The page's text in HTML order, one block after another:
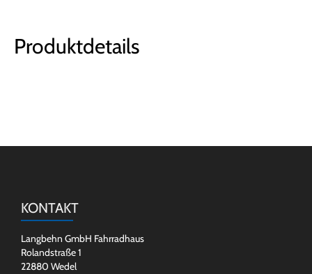
Produktdetails
KONTAKT
Langbehn GmbH Fahrradhaus
Rolandstraße 1
22880 Wedel